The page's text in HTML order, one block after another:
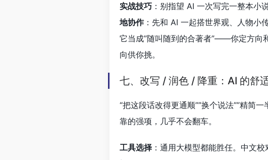
实战技巧 ：别指望 AI 一次写完一整本
地协作：先和 AI 一起搭世界观、人物小
它当成”随叫随到的合著者”——你定方向
向供你挑。
七、改写 / 润色 / 降重：AI 的舒
“把这段话改得更通顺””换个说法””精简
靠的强项，几乎不会翻车。
工具选择 ：通用大模型都能胜任。中文